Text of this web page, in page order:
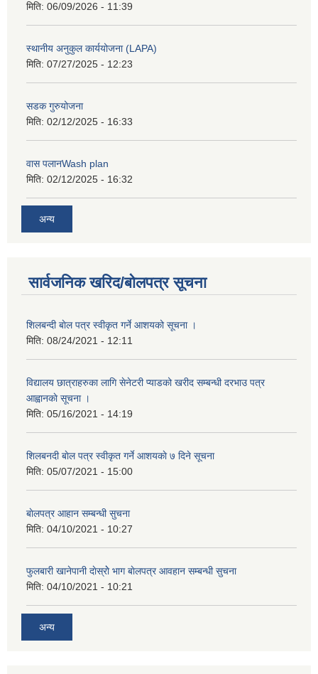
मिति: 06/09/2026 - 11:39
स्थानीय अनुकुल कार्ययोजना (LAPA)
मिति: 07/27/2025 - 12:23
सडक गुरुयोजना
मिति: 02/12/2025 - 16:33
वास पलानWash plan
मिति: 02/12/2025 - 16:32
अन्य
सार्वजनिक खरिद/बोलपत्र सूचना
शिलबन्दी बाेल पत्र स्वीकृत गर्ने आशयको सूचना ।
मिति: 08/24/2021 - 12:11
विद्यालय छात्राहरुका लागि सेनेटरी प्याडको खरीद सम्बन्धी दरभाउ पत्र
आह्वानकाे सूचना ।
मिति: 05/16/2021 - 14:19
शिलबनदी बाेल पत्र स्वीकृत गर्ने आशयकाे ७ दिने सूचना
मिति: 05/07/2021 - 15:00
बाेलपत्र आहान सम्बन्धी सुचना
मिति: 04/10/2021 - 10:27
फुलबारी खानेपानी दाेस्राेे भाग बाेलपत्र आवहान सम्बन्धी सुचना
मिति: 04/10/2021 - 10:21
अन्य